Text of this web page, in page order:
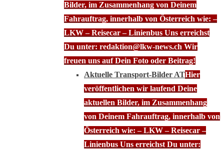
Bilder, im Zusammenhang von Deinem
Fahrauftrag, innerhalb von Österreich wie: –
LKW – Reisecar – Linienbus Uns erreichst
Du unter: redaktion@lkw-news.ch Wir
freuen uns auf Dein Foto oder Beitrag!
Aktuelle Transport-Bilder ATHier
veröffentlichen wir laufend Deine
aktuellen Bilder, im Zusammenhang
von Deinem Fahrauftrag, innerhalb von
Österreich wie: – LKW – Reisecar –
Linienbus Uns erreichst Du unter: